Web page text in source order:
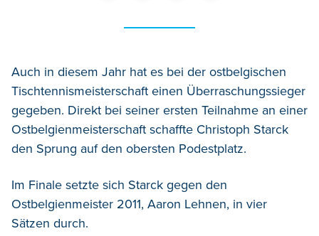
Auch in diesem Jahr hat es bei der ostbelgischen
Tischtennismeisterschaft einen Überraschungssieger
gegeben. Direkt bei seiner ersten Teilnahme an einer
Ostbelgienmeisterschaft schaffte Christoph Starck
den Sprung auf den obersten Podestplatz.
Im Finale setzte sich Starck gegen den
Ostbelgienmeister 2011, Aaron Lehnen, in vier
Sätzen durch.